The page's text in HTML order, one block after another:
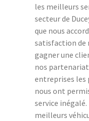
les meilleurs
secteur de
que nous
satisfaction de
gagner une
nos
entreprises les
nous ont
service
meilleurs